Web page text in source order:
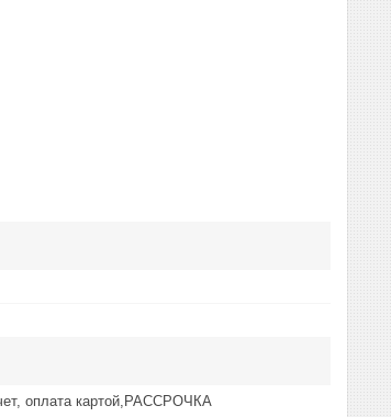
оплата картой,РАССРОЧКА